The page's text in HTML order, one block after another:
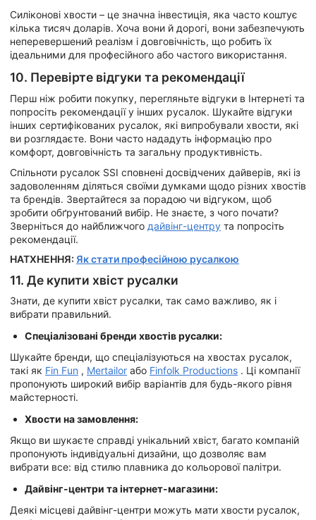
Силіконові хвости – це значна інвестиція, яка часто коштує
кілька тисяч доларів. Хоча вони й дорогі, вони забезпечують
неперевершений реалізм і довговічність, що робить їх
ідеальними для професійного або частого використання.
10. Перевірте відгуки та рекомендації
Перш ніж робити покупку, перегляньте відгуки в Інтернеті та
попросіть рекомендації у інших русалок. Шукайте відгуки
інших сертифікованих русалок, які випробували хвости, які
ви розглядаєте. Вони часто нададуть інформацію про
комфорт, довговічність та загальну продуктивність.
Спільноти русалок SSI сповнені досвідчених дайверів, які із
задоволенням діляться своїми думками щодо різних хвостів
та брендів. Звертайтеся за порадою чи відгуком, щоб
зробити обґрунтований вибір. Не знаєте, з чого почати?
Зверніться до найближчого дайвінг-центру та попросіть
рекомендації.
НАТХНЕННЯ: Як стати професійною русалкою
11. Де купити хвіст русалки
Знати, де купити хвіст русалки, так само важливо, як і
вибрати правильний.
Спеціалізовані бренди хвостів русалки:
Шукайте бренди, що спеціалізуються на хвостах русалок,
такі як Fin Fun , Mertailor або Finfolk Productions . Ці компанії
пропонують широкий вибір варіантів для будь-якого рівня
майстерності.
Хвости на замовлення:
Якщо ви шукаєте справді унікальний хвіст, багато компаній
пропонують індивідуальні дизайни, що дозволяє вам
вибрати все: від стилю плавника до кольорової палітри.
Дайвінг-центри та інтернет-магазини:
Деякі місцеві дайвінг-центри можуть мати хвости русалок,